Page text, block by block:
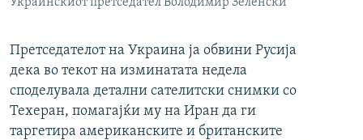
Претседателот на Украина ја обвини Русија
дека во текот на изминатата недела
споделувала детални сателитски снимки со
Техеран, помагајќи му на Иран да ги
таргетира американските и британските